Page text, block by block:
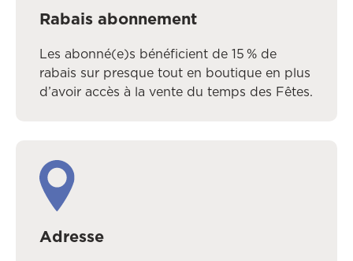
Rabais abonnement
Les abonné(e)s bénéficient de 15 % de
rabais sur presque tout en boutique en plus
d’avoir accès à la vente du temps des Fêtes.
Adresse